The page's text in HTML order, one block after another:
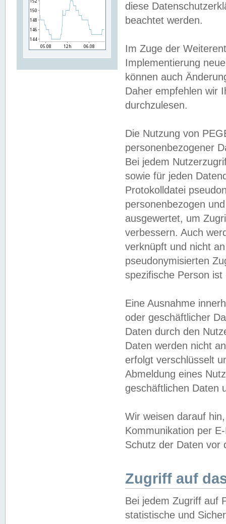
diese
beachtet werden.
Im Zuge der
Implementierung
können auch
Daher empfehlen wir
durchzulesen.
Die Nutzung von
personenbezogener
Bei jedem
sowie für jeden
Protokolldatei
personenbezogen
ausgewertet, um
verbessern. Auch
verknüpft und nicht
pseudonymisierten
spezifische Person
Eine Ausnahme
oder geschäftlicher
Daten durch den
Daten werden nicht
erfolgt verschlüsselt
Abmeldung eines
geschäftlichen Daten
Wir weisen darauf
Kommunikation per
Schutz der Daten vor
Zugriff auf
Bei jedem Zugriff auf
statistische und